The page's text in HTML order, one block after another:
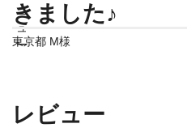
きました♪
東京都 M様
レビュー